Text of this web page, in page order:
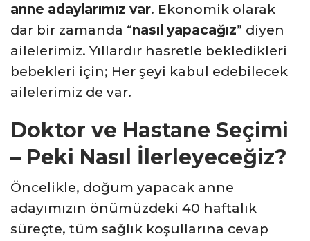
anne adaylarımız var. Ekonomik olarak
dar bir zamanda “nasıl yapacağız” diyen
ailelerimiz. Yıllardır hasretle bekledikleri
bebekleri için; Her şeyi kabul edebilecek
ailelerimiz de var.
Doktor ve Hastane Seçimi
– Peki Nasıl İlerleyeceğiz?
Öncelikle, doğum yapacak anne
adayımızın önümüzdeki 40 haftalık
süreçte, tüm sağlık koşullarına cevap